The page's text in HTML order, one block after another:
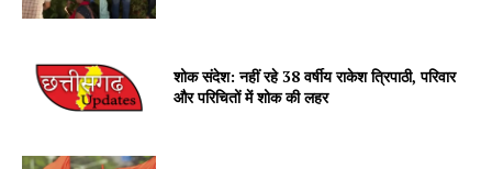
शोक संदेश: नहीं रहे 38 वर्षीय राकेश त्रिपाठी, परिवार
और परिचितों में शोक की लहर